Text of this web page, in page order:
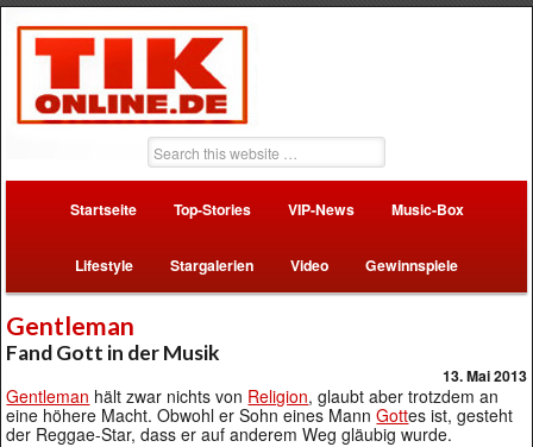
Startseite Top-Stories VIP-News Music-Box
Lifestyle Stargalerien Video Gewinnspiele
Gentleman
Fand Gott in der Musik
13. Mai 2013
Gentleman hält zwar nichts von Religion, glaubt aber trotzdem an
eine höhere Macht. Obwohl er Sohn eines MannGottes ist, gesteht
der Reggae-Star, dass er auf anderem Weg gläubig wurde.